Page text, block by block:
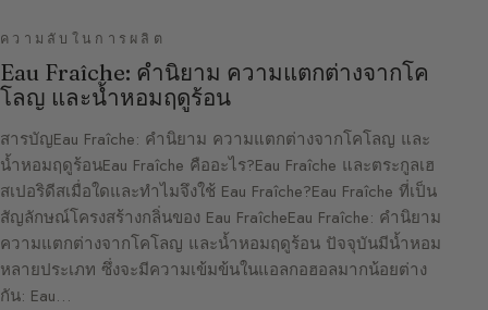
ความลับในการผลิต
Eau Fraîche: คำนิยาม ความแตกต่างจากโค
โลญ และน้ำหอมฤดูร้อน
สารบัญEau Fraîche: คำนิยาม ความแตกต่างจากโคโลญ และ
น้ำหอมฤดูร้อนEau Fraîche คืออะไร?Eau Fraîche และตระกูลเฮ
สเปอริดีสเมื่อใดและทำไมจึงใช้ Eau Fraîche?Eau Fraîche ที่เป็น
สัญลักษณ์โครงสร้างกลิ่นของ Eau FraîcheEau Fraîche: คำนิยาม
ความแตกต่างจากโคโลญ และน้ำหอมฤดูร้อน ปัจจุบันมีน้ำหอม
หลายประเภท ซึ่งจะมีความเข้มข้นในแอลกอฮอลมากน้อยต่าง
กัน: Eau…